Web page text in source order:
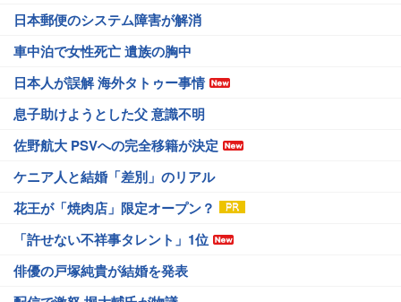
日本郵便のシステム障害が解消
車中泊で女性死亡 遺族の胸中
日本人が誤解 海外タトゥー事情
息子助けようとした父 意識不明
佐野航大 PSVへの完全移籍が決定
ケニア人と結婚「差別」のリアル
花王が「焼肉店」限定オープン？
「許せない不祥事タレント」1位
俳優の戸塚純貴が結婚を発表